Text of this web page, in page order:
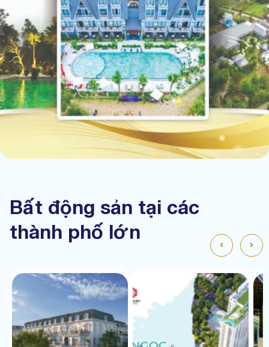
Bất động sản tại các
thành phố lớn